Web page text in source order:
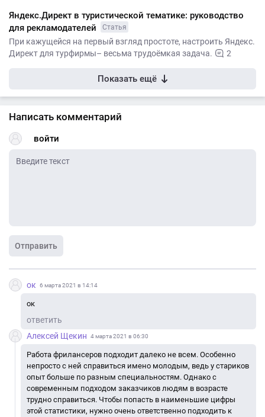
Яндекс.Директ в туристической тематике: руководство
для рекламодателей
Статья
При кажущейся на первый взгляд простоте, настроить Яндекс.
Директ для турфирмы– весьма трудоёмкая задача.
2
Показать ещё
Написать комментарий
войти
Отправить
ок 6 марта 2021 в 14:14
ок
ответить
Алексей Щекин
4 марта 2021 в 06:30
Работа фрилансеров подходит далеко не всем. Особенно
непросто с ней справиться имено молодым, ведь у стариков
опыт больше по разным специальностям. Однако с
современным подходом заказчиков людям в возрасте
трудно справиться. Чтобы попасть в наименьшие цифры
этой статистики, нужно очень ответственно подходить к